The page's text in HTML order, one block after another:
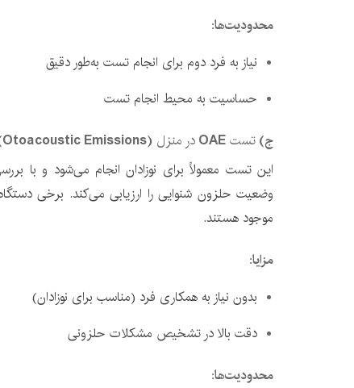
محدودیت‌ها:
نیاز به فرد دوم برای انجام تست به‌طور دقیق
حساسیت به محیط انجام تست
ج)تستOAEدر منزل (Otoacoustic Emissions)
این تست معمولاً برای نوزادان انجام می‌شود و با
وضعیت حلزون شنوایی را ارزیابی می‌کند. برخی
موجود هستند.
مزایا:
بدون نیاز به همکاری فرد (مناسب برای نوزادان)
دقت بالا در تشخیص مشکلات حلزونی
محدودیت‌ها: